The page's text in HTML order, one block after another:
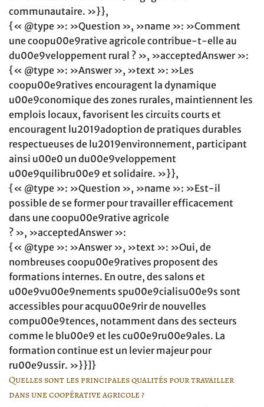
communautaire. »}},
{« @type »: »Question », »name »: »Comment
une coopu00e9rative agricole contribue-t-elle au
du00e9veloppement rural ? », »acceptedAnswer »:
{« @type »: »Answer », »text »: »Les
coopu00e9ratives encouragent la dynamique
u00e9conomique des zones rurales, maintiennent les
emplois locaux, favorisent les circuits courts et
encouragent lu2019adoption de pratiques durables
respectueuses de lu2019environnement, participant
ainsi u00e0 un du00e9veloppement
u00e9quilibru00e9 et solidaire. »}},
{« @type »: »Question », »name »: »Est-il
possible de se former pour travailler efficacement
dans une coopu00e9rative agricole
? », »acceptedAnswer »:
{« @type »: »Answer », »text »: »Oui, de
nombreuses coopu00e9ratives proposent des
formations internes. En outre, des salons et
u00e9vu00e9nements spu00e9cialisu00e9s sont
accessibles pour acquu00e9rir de nouvelles
compu00e9tences, notamment dans des secteurs
comme le blu00e9 et les cu00e9ru00e9ales. La
formation continue est un levier majeur pour
ru00e9ussir. »}}]}
Quelles sont les principales qualités pour travailler
dans une coopérative agricole ?